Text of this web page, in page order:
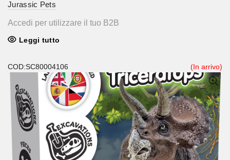
Jurassic Pets
Accedi per utilizzare il tuo B2B
Leggi tutto
COD:SC80004106 (In arrivo)